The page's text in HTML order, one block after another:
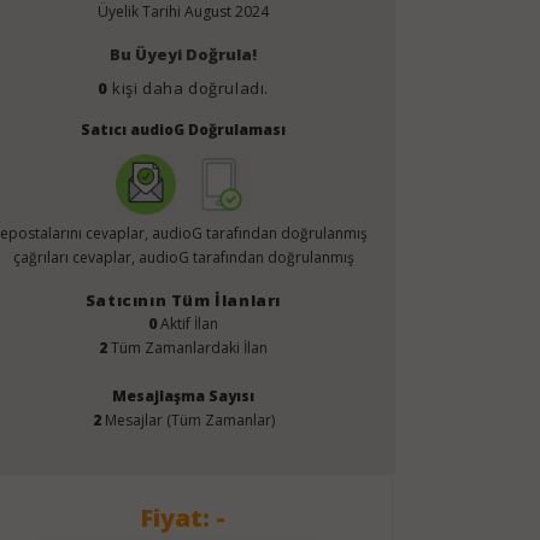
Üyelik Tarihi August 2024
Bu Üyeyi Doğrula!
0 kişi daha doğruladı.
Satıcı audioG Doğrulaması
epostalarını cevaplar, audioG tarafından doğrulanmış
çağrıları cevaplar, audioG tarafından doğrulanmış
Satıcının Tüm İlanları
0Aktif İlan
2Tüm Zamanlardaki İlan
Mesajlaşma Sayısı
2Mesajlar (Tüm Zamanlar)
Fiyat: -